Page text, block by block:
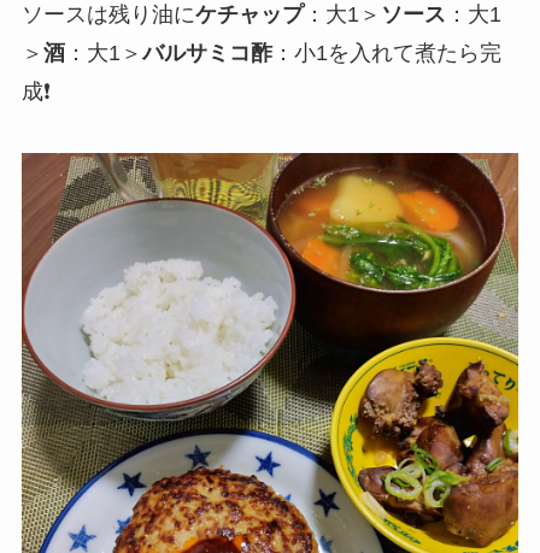
ソースは残り油にケチャップ：大1＞ ソース ：大1
＞ 酒：大1＞バルサミコ酢：小1を入れて煮たら完
成❗